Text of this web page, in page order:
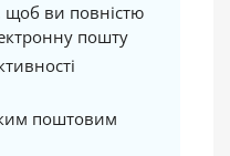
щоб ви повністю
пошту
поштовим